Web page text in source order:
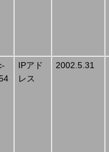
IPアド
レス
2002.5.31